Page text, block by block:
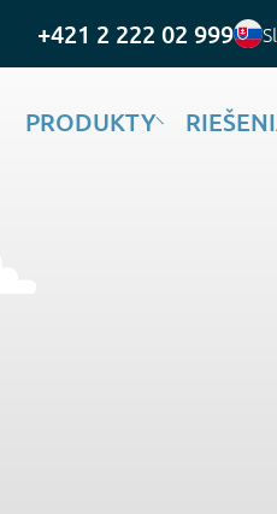
+421 2 222 02 999
PRODUKTY